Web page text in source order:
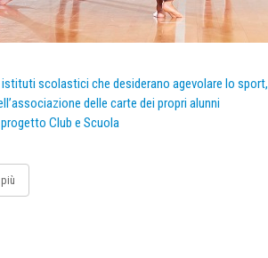
scolastici che desiderano agevolare lo sport,
delle carte dei propri alunni
Club e Scuola